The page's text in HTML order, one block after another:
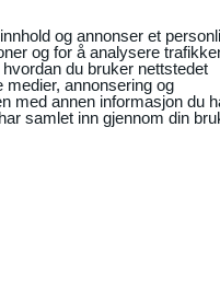
og annonser et
og for å analysere
du bruker nettstedet
annonsering og
med annen informasjon du
samlet inn gjennom din